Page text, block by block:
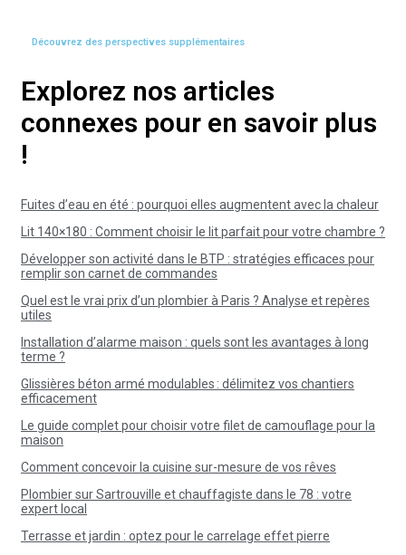
Découvrez des perspectives supplémentaires
Explorez nos articles
connexes pour en savoir plus
!
Fuites d’eau en été : pourquoi elles augmentent avec la chaleur
Lit 140×180 : Comment choisir le lit parfait pour votre chambre ?
Développer son activité dans le BTP : stratégies efficaces pour
remplir son carnet de commandes
Quel est le vrai prix d’un plombier à Paris ? Analyse et repères
utiles
Installation d’alarme maison : quels sont les avantages à long
terme ?
Glissières béton armé modulables : délimitez vos chantiers
efficacement
Le guide complet pour choisir votre filet de camouflage pour la
maison
Comment concevoir la cuisine sur-mesure de vos rêves
Plombier sur Sartrouville et chauffagiste dans le 78 : votre
expert local
Terrasse et jardin : optez pour le carrelage effet pierre